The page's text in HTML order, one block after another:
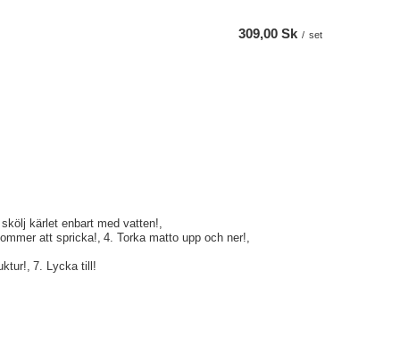
309,00 Sk / set
kärlet enbart med vatten!
att spricka! 4. Torka matto upp och ner!
7. Lycka till!